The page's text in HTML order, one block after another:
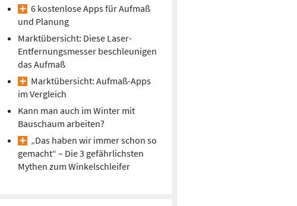
6 kostenlose Apps für Aufmaß
und Planung
Marktübersicht: Diese Laser-
Entfernungsmesser beschleunigen
das Aufmaß
Marktübersicht: Aufmaß-Apps
im Vergleich
Kann man auch im Winter mit
Bauschaum arbeiten?
„Das haben wir immer schon so
gemacht“ – Die 3 gefährlichsten
Mythen zum Winkelschleifer